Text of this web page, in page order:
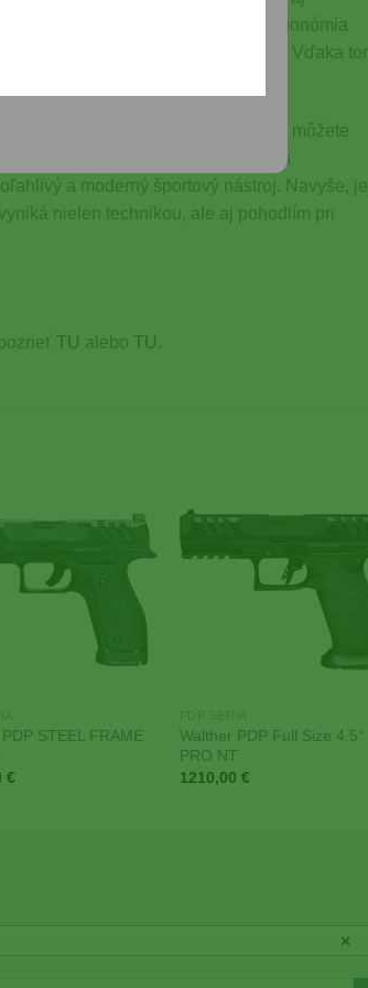
streleckých situáciách. Jej ergonómia
bezpečnosť pri manipulácii. Vďaka
a komfort v jednom balení. Pištoľ môžete
ktoré zaisťujú dlhú životnosť a
a moderný športový nástroj. Navyše,
nielen technikou, ale aj pohodlím pri
TU alebo TU.
Add to
Wishlist
STEEL FRAME
€
Add to
Walther PDP Full Size 4.5“
PRO NT
1210,00 €
×